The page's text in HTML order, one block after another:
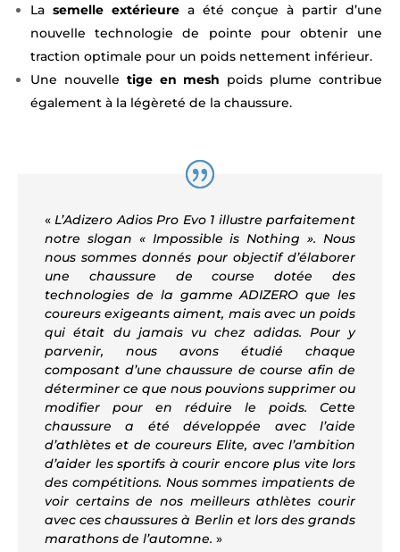
La semelle extérieurea été conçue à partir d’une
nouvelle technologie de pointe pour obtenir une
traction optimale pour un poids nettement inférieur.
Une nouvelle tige en mesh poids plume contribue
également à la légèreté de la chaussure.
« L’Adizero Adios Pro Evo 1 illustre parfaitement
notre slogan « Impossible is Nothing ». Nous
nous sommes donnés pour objectif d’élaborer
une chaussure de course dotée des
technologies de la gamme ADIZERO que les
coureurs exigeants aiment, mais avec un poids
qui était du jamais vu chez adidas. Pour y
parvenir, nous avons étudié chaque
composant d’une chaussure de course afin de
déterminer ce que nous pouvions supprimer ou
modifier pour en réduire le poids. Cette
chaussure a été développée avec l’aide
d’athlètes et de coureurs Elite, avec l’ambition
d’aider les sportifs à courir encore plus vite lors
des compétitions. Nous sommes impatients de
voir certains de nos meilleurs athlètes courir
avec ces chaussures à Berlin et lors des grands
marathons de l’automne. »